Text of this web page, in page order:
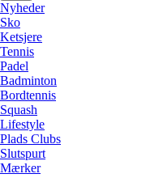
Nyheder
Sko
Ketsjere
Tennis
Padel
Badminton
Bordtennis
Squash
Lifestyle
Plads Clubs
Slutspurt
Mærker